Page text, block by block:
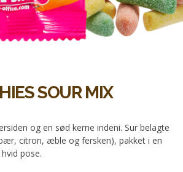
SOUR MIX
og en sød kerne indeni. Sur belagte
citron, æble og fersken), pakket i en
pose.